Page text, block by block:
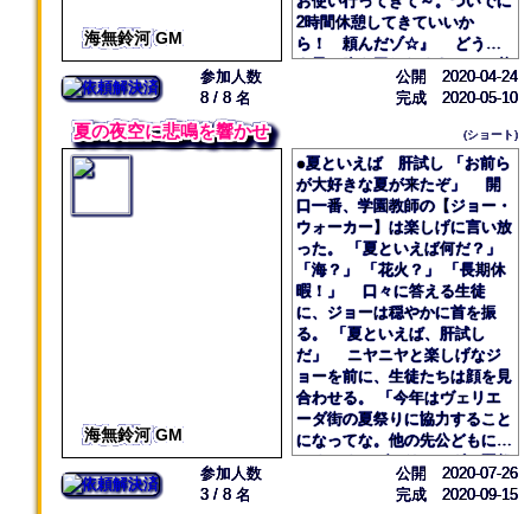
んなきらびやかな店内の様子
を、静かに見つめる男が居た。
「はぁ。相変わらずお向いさん
は盛況なことで」 男の名前
は【リンツ・シュライデン】。
産物屋『海猫』の3代目の店主
だった。 『フォルテ』がで
きてからというものの、向かい
に位置する彼の店は閑古鳥が鳴
きっぱなしだ。 今も店内に
は1人の客も居ず、彼はこうし
て店の扉の隙間から向かいのラ
イバル店ウォッチングにいそし
んでいたのだった。 「しっか
し、眩しいな……ウチとは大違
いだ」 彼は棚の商品にハタ
キをかけつつ、ちらりちらりと
向かいの様子を盗み見る。
丁度、店員がお土産を購入した
女性客を見送りに出てきたとこ
ろだった。 「またいらしてく
ださいね、お待ちしておりま
す」 青年の優雅な一礼にき
海無鈴河 GM
2時間休憩してきていいか
ら！ 頼んだゾ☆』 どうい
う風の吹き回しだろう……。若
干訝しみながらも、コルネの足
取りは軽い。 両手には魔法
道具が色々と詰まった紙袋。お
使いはしっかりと済ませた。
ついでに前から気になってい
た新メニュー、試しに行っちゃ
おうかなぁ～。……なんて、こ
とを思って頭の中は干しブドウ
一色だ。 が、『コルネも歩
けば棒に当たる』……もとい、
『勇者も歩けば事件に当たる』
とは誰が言ったか。 「ん
ん……？」 足を止め、コル
ネは首を傾げた。 黒い服を
着た男が前を歩いていた。それ
はいい。 問題は男の足取り
である。 右へふらふら、左
へふらふら。足元が覚束ないと
いうか……見るからに危ない。
それになんだか、魔力の気配
参加人数
8 / 8 名
公開 2020-04-24
完成 2020-05-10
夏の夜空に悲鳴を響かせ (ショート)
海無鈴河 GM
●夏といえば 肝試し 「お前ら
が大好きな夏が来たぞ」 開
口一番、学園教師の【ジョー・
ウォーカー】は楽しげに言い放
った。 「夏といえば何だ？」
「海？」 「花火？」 「長期休
暇！」 口々に答える生徒
に、ジョーは穏やかに首を振
る。 「夏といえば、肝試し
だ」 ニヤニヤと楽しげなジ
ョーを前に、生徒たちは顔を見
合わせる。 「今年はヴェリエ
ーダ街の夏祭りに協力すること
になってな。他の先公どもにも
いろいろとヴェリエーダの夏祭
りに協力してるやつもいるんだ
が、このジョー・ウォーカーの
参加人数
3 / 8 名
公開 2020-07-26
完成 2020-09-15